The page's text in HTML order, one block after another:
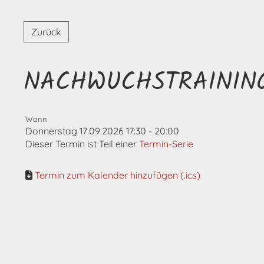
Zurück
Wann
Donnerstag 17.09.2026 17:30 - 20:00
Dieser Termin ist Teil einer Termin-Serie
Termin zum Kalender hinzufügen (.ics)